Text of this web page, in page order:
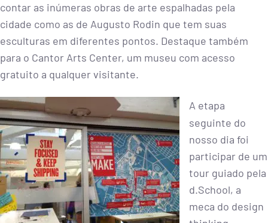
contar as inúmeras obras de arte espalhadas pela
cidade como as de Augusto Rodin que tem suas
esculturas em diferentes pontos. Destaque também
para o Cantor Arts Center, um museu com acesso
gratuito a qualquer visitante.
A etapa
seguinte do
nosso dia foi
participar de um
tour guiado pela
d.School, a
meca do design